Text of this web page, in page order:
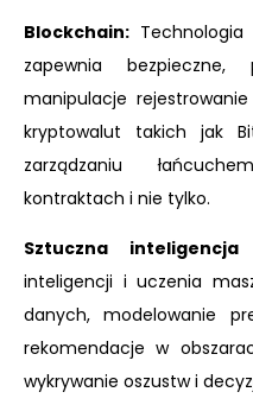
Blockchain:
zapewnia
manipulacje
kryptowalut takich jak
zarządzaniu
kontraktach i nie tylko.
Sztuczna inteligencja
inteligencji i uczenia
danych, modelowanie
rekomendacje w
wykrywanie oszustw i